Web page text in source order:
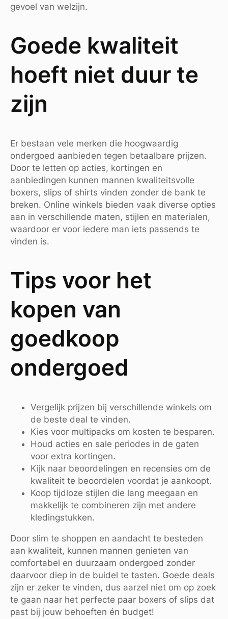
gevoel van welzijn.
Goede kwaliteit
hoeft niet duur te
zijn
Er bestaan vele merken die hoogwaardig
ondergoed aanbieden tegen betaalbare prijzen.
Door te letten op acties, kortingen en
aanbiedingen kunnen mannen kwaliteitsvolle
boxers, slips of shirts vinden zonder de bank te
breken. Online winkels bieden vaak diverse opties
aan in verschillende maten, stijlen en materialen,
waardoor er voor iedere man iets passends te
vinden is.
Tips voor het
kopen van
goedkoop
ondergoed
Vergelijk prijzen bij verschillende winkels om
de beste deal te vinden.
Kies voor multipacks om kosten te besparen.
Houd acties en sale periodes in de gaten
voor extra kortingen.
Kijk naar beoordelingen en recensies om de
kwaliteit te beoordelen voordat je aankoopt.
Koop tijdloze stijlen die lang meegaan en
makkelijk te combineren zijn met andere
kledingstukken.
Door slim te shoppen en aandacht te besteden
aan kwaliteit, kunnen mannen genieten van
comfortabel en duurzaam ondergoed zonder
daarvoor diep in de buidel te tasten. Goede deals
zijn er zeker te vinden, dus aarzel niet om op zoek
te gaan naar het perfecte paar boxers of slips dat
past bij jouw behoeften én budget!